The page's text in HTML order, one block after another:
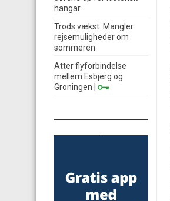
hangar
Trods vækst: Mangler
rejsemuligheder om
sommeren
Atter flyforbindelse
mellem Esbjerg og
Groningen